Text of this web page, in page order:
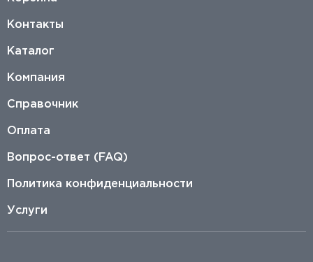
Контакты
Каталог
Компания
Справочник
Оплата
Вопрос-ответ (FAQ)
Политика конфиденциальности
Услуги